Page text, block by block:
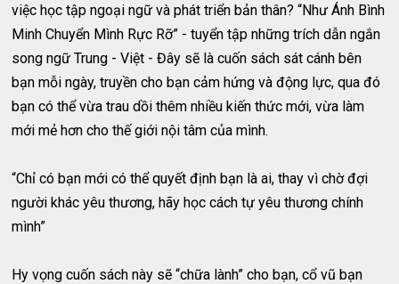
việc học tập ngoại ngữ và phát triển bản thân? “Như Ánh Bình
Minh Chuyển Mình Rực Rỡ” - tuyển tập những trích dẫn ngắn
song ngữ Trung - Việt - Đây sẽ là cuốn sách sát cánh bên
bạn mỗi ngày, truyền cho bạn cảm hứng và động lực, qua đó
bạn có thể vừa trau dồi thêm nhiều kiến thức mới, vừa làm
mới mẻ hơn cho thế giới nội tâm của mình.
“Chỉ có bạn mới có thể quyết định bạn là ai, thay vì chờ đợi
người khác yêu thương, hãy học cách tự yêu thương chính
mình”
Hy vọng cuốn sách này sẽ “chữa lành” cho bạn, cổ vũ bạn